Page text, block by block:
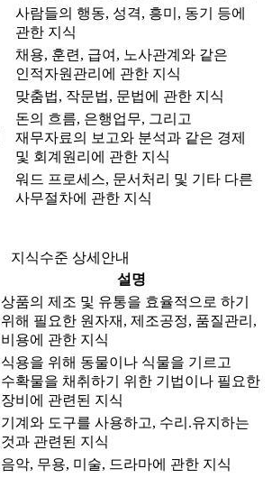
사람들의 행동, 성격, 흥미, 동기 등에
관한 지식
채용, 훈련, 급여, 노사관계와 같은
인적자원관리에 관한 지식
맞춤법, 작문법, 문법에 관한 지식
돈의 흐름, 은행업무, 그리고
재무자료의 보고와 분석과 같은 경제
및 회계원리에 관한 지식
워드 프로세스, 문서처리 및 기타 다른
사무절차에 관한 지식
지식수준 상세안내
설명
상품의 제조 및 유통을 효율적으로 하기
위해 필요한 원자재, 제조공정, 품질관리,
비용에 관한 지식
식용을 위해 동물이나 식물을 기르고
수확물을 채취하기 위한 기법이나 필요한
장비에 관련된 지식
기계와 도구를 사용하고, 수리.유지하는
것과 관련된 지식
음악, 무용, 미술, 드라마에 관한 지식